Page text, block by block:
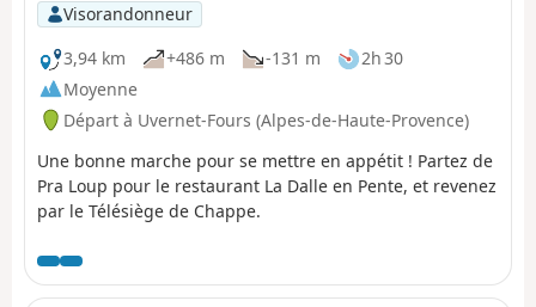
Visorandonneur
3,94 km
+486 m -131 m
2h 30
Moyenne
Départ à Uvernet-Fours (Alpes-de-Haute-Provence)
Une bonne marche pour se mettre en appétit ! Partez de
Pra Loup pour le restaurant La Dalle en Pente, et revenez
par le Télésiège de Chappe.